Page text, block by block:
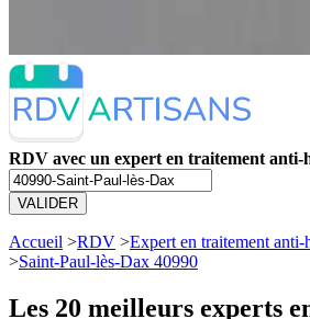
RDV avec un expert en traitement anti-
VALIDER
Accueil >RDV >Expert en traitement anti-
>Saint-Paul-lès-Dax 40990
Les 20 meilleurs experts